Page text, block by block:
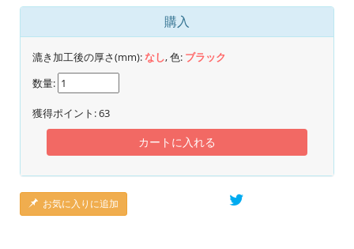
購入
漉き加工後の厚さ(mm):なし, 色: ブラック
数量:
獲得ポイント:63
カートに入れる
お気に入りに追加